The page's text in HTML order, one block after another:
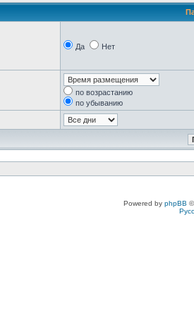
Да Нет
по возрастанию
по убыванию
Powered by phpBB